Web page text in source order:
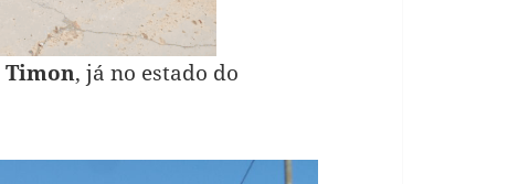
Timon, já no estado do